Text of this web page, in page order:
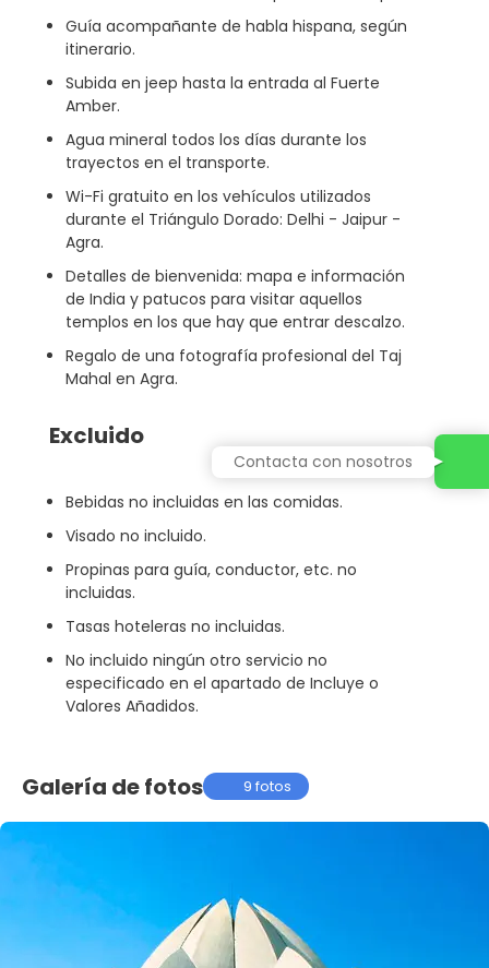
Guía acompañante de habla hispana, según
itinerario.
Subida en jeep hasta la entrada al Fuerte
Amber.
Agua mineral todos los días durante los
trayectos en el transporte.
Wi-Fi gratuito en los vehículos utilizados
durante el Triángulo Dorado: Delhi - Jaipur -
Agra.
Detalles de bienvenida: mapa e información
de India y patucos para visitar aquellos
templos en los que hay que entrar descalzo.
Regalo de una fotografía profesional del Taj
Mahal en Agra.
Excluido
Bebidas no incluidas en las comidas.
Visado no incluido.
Propinas para guía, conductor, etc. no
incluidas.
Tasas hoteleras no incluidas.
No incluido ningún otro servicio no
especificado en el apartado de Incluye o
Valores Añadidos.
Galería de fotos 9 fotos
Contacta con nosotros